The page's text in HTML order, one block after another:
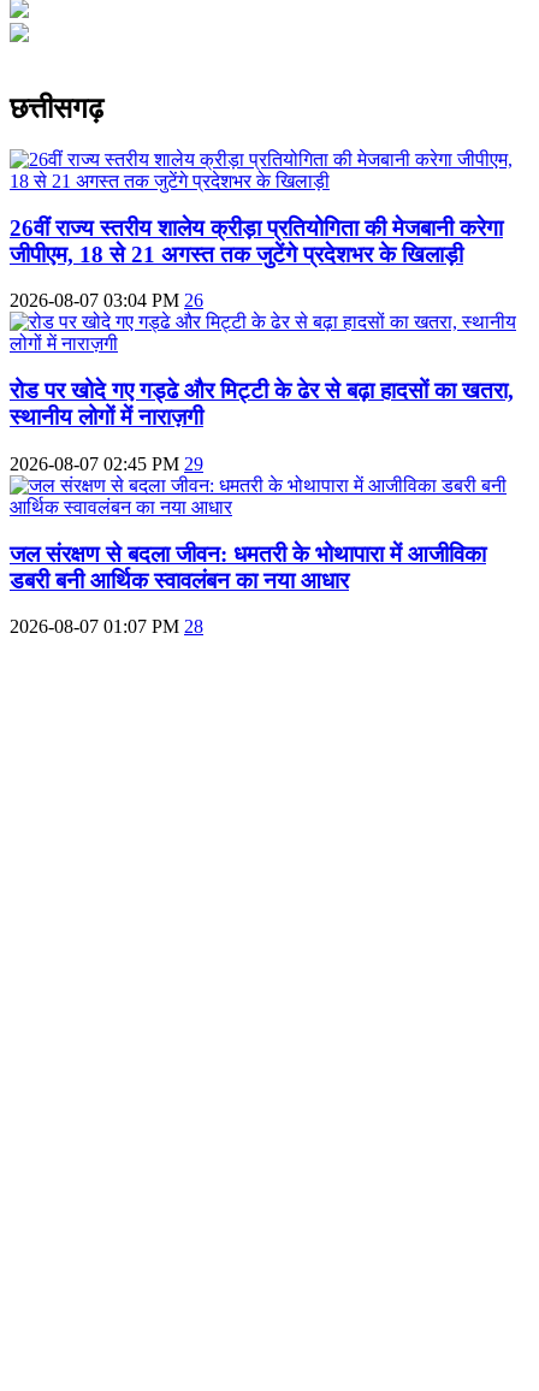
छत्तीसगढ़
26वीं राज्य स्तरीय शालेय क्रीड़ा प्रतियोगिता की मेजबानी करेगा
जीपीएम, 18 से 21 अगस्त तक जुटेंगे प्रदेशभर के खिलाड़ी
2026-08-07 03:04 PM 26
रोड पर खोदे गए गड्ढे और मिट्टी के ढेर से बढ़ा हादसों का खतरा,
स्थानीय लोगों में नाराज़गी
2026-08-07 02:45 PM 29
जल संरक्षण से बदला जीवन: धमतरी के भोथापारा में आजीविका
डबरी बनी आर्थिक स्वावलंबन का नया आधार
2026-08-07 01:07 PM 28